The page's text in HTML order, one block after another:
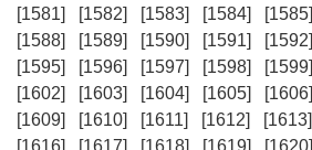
[1581]
[1582] [1583] [1584] [1585]
[1588]
[1589] [1590] [1591] [1592]
[1595]
[1596] [1597] [1598] [1599]
[1602]
[1603] [1604] [1605] [1606]
[1609]
[1610] [1611] [1612] [1613]
[1616]
[1617] [1618] [1619] [1620]